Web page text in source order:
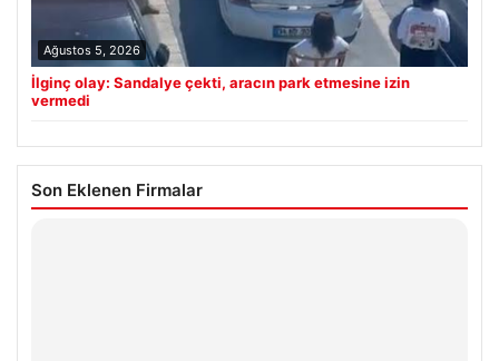
Ağustos 5, 2026
İlginç olay: Sandalye çekti, aracın park etmesine izin
vermedi
Son Eklenen Firmalar